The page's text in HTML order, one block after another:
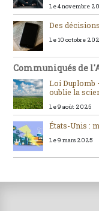
Le 4 novembre
Des
Le 10 octobre
Communiqués de
Loi Duplomb
oublie la
Le 9 août 2025
États-Unis :
Le 9 mars 2025